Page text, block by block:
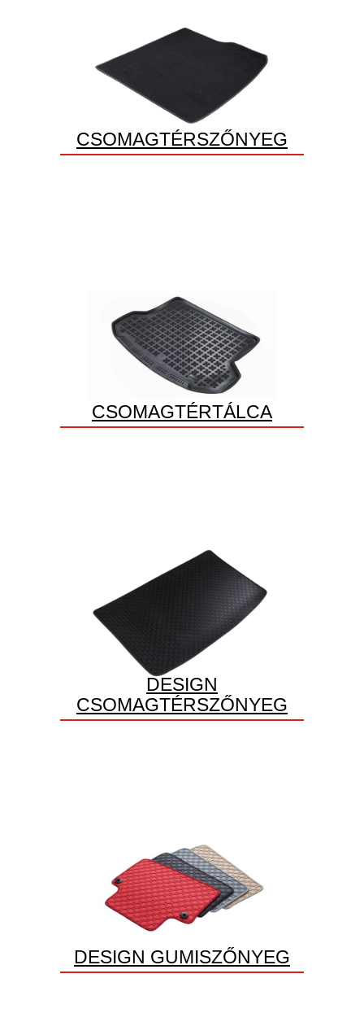
CSOMAGTÉRSZŐNYEG
CSOMAGTÉRTÁLCA
DESIGN
CSOMAGTÉRSZŐNYEG
DESIGN GUMISZŐNYEG